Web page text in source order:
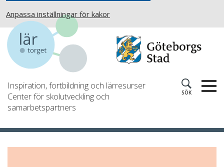
Anpassa inställningar för kakor
Inspiration, fortbildning och lärresurser
Center för skolutveckling och
samarbetspartners
SÖK